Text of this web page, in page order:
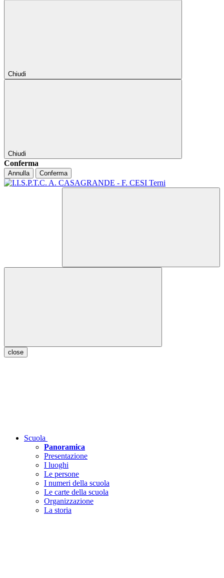
Chiudi
Chiudi
Conferma
Annulla Conferma
close
Scuola
Panoramica
Presentazione
I luoghi
Le persone
I numeri della scuola
Le carte della scuola
Organizzazione
La storia